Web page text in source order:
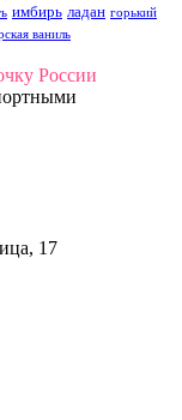
имбирь ладан горький
ваниль
России
17